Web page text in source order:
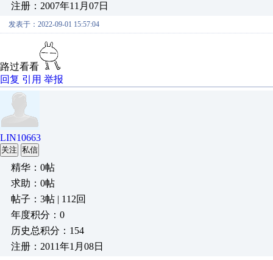
注册：2007年11月07日
发表于：2022-09-01 15:57:04
路过看看
回复 引用 举报
LIN10663
关注 私信
精华：0帖
求助：0帖
帖子：3帖 | 112回
年度积分：0
历史总积分：154
注册：2011年1月08日